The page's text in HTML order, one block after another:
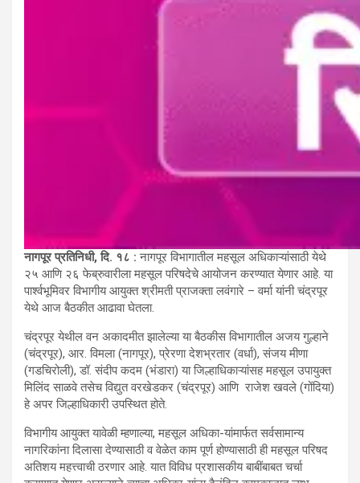
नागपूर प्रतिनिधी, दि. १८ :नागपूर विभागातील महसूल अधिकाऱ्यांसाठी येथे
२५ आणि २६ फेब्रुवारीला महसूल परिषदेचे आयोजन करण्यात येणार आहे. या
पार्श्वभूमिवर विभागीय आयुक्त श्रीमती प्राजक्ता लवंगारे – वर्मा यांनी चंद्रपूर
येथे आज बैठकीत आढावा घेतला.
चंद्रपूर येथील वन अकादमीत झालेल्या या बैठकीस विभागातील अजय गुल्हाने
(चंद्रपूर), आर. विमला (नागपूर), प्रेरणा देशभ्रतार (वर्धा), संजय मीणा
(गडचिरोली), डॉ. संदीप कदम (भंडारा) या जिल्हाधिकाऱ्यांसह महसूल उपायुक्त
मिलिंद साळवे तसेच विद्युत वरखेडकर (चंद्रपूर) आणि राजेश खवले (गोंदिया)
हे अपर जिल्हाधिकारी उपस्थित होते.
विभागीय आयुक्त यावेळी म्हणाल्या, महसूल अधिका-यांमार्फत सर्वसामान्य
नागरिकांना दिलासा देण्यासाठी व वेळेत काम पूर्ण होण्यासाठी ही महसूल परिषद
अतिशय महत्त्वाची ठरणार आहे. यात विविध प्रशासकीय बाबींबाबत चर्चा